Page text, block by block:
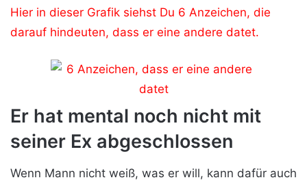
Hier in dieser Grafik siehst Du 6 Anzeichen, die
darauf hindeuten, dass er eine andere datet.
Er hat mental noch nicht mit
seiner Ex abgeschlossen
Wenn Mann nicht weiß, was er will, kann dafür auch